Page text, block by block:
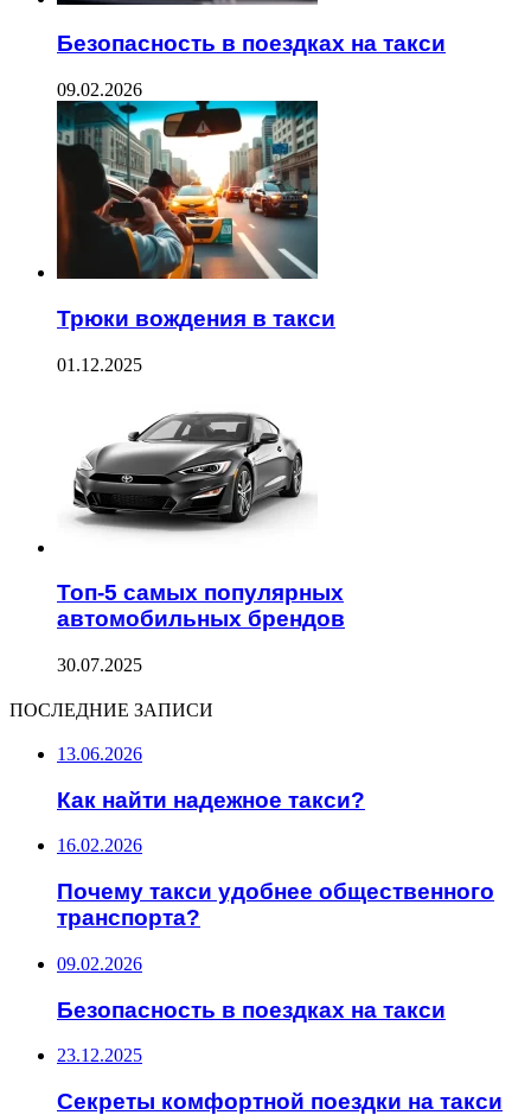
Безопасность в поездках на такси
09.02.2026
Трюки вождения в такси
01.12.2025
Топ-5 самых популярных
автомобильных брендов
30.07.2025
ПОСЛЕДНИЕ ЗАПИСИ
13.06.2026
Как найти надежное такси?
16.02.2026
Почему такси удобнее общественного
транспорта?
09.02.2026
Безопасность в поездках на такси
23.12.2025
Секреты комфортной поездки на такси